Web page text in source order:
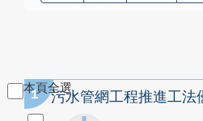
本頁全選
1 污水管網工程推進工法